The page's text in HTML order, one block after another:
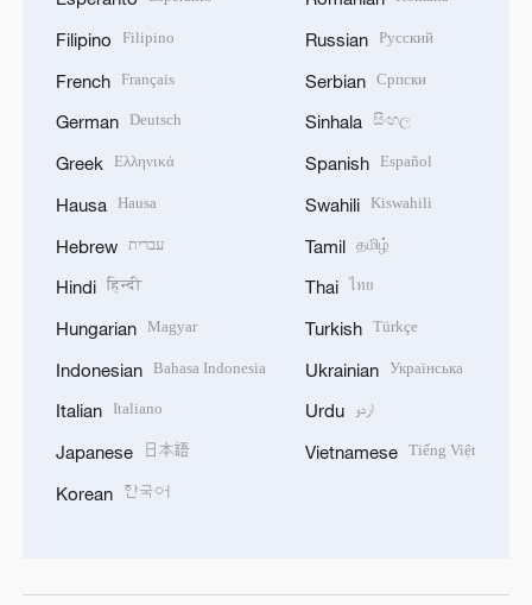
Filipino Filipino
French Français
German Deutsch
Greek Ελληνικά
Hausa Hausa
Hebrew עברית
Hindi हिन्दी
Hungarian Magyar
Indonesian Bahasa Indonesia
Italian Italiano
Japanese 日本語
Korean 한국어
Russian Русский
Serbian Српски
Sinhala සිංහල
Spanish Español
Swahili Kiswahili
Tamil தமிழ்
Thai ไทย
Turkish Türkçe
Ukrainian Українська
Urdu اردو
Vietnamese Tiếng Việt